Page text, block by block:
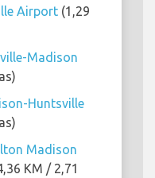
Airport (1,29
Madison
Huntsville
Madison
KM / 2,71